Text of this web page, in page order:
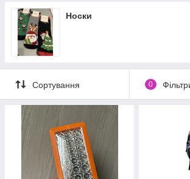
Носки
Сортування 0